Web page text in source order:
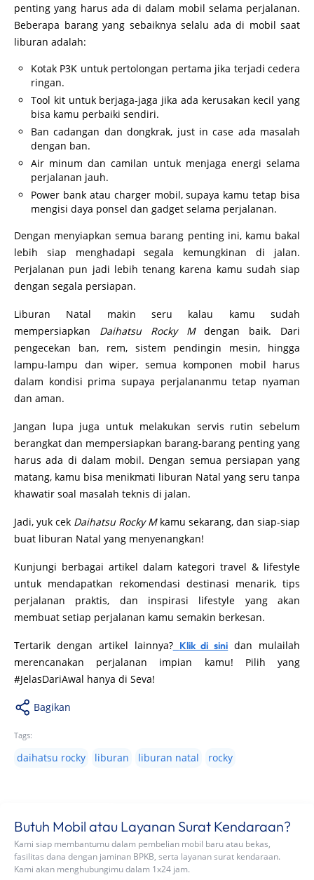
penting yang harus ada di dalam mobil selama perjalanan.
Beberapa barang yang sebaiknya selalu ada di mobil saat
liburan adalah:
Kotak P3K untuk pertolongan pertama jika terjadi cedera
ringan.
Tool kit untuk berjaga-jaga jika ada kerusakan kecil yang
bisa kamu perbaiki sendiri.
Ban cadangan dan dongkrak, just in case ada masalah
dengan ban.
Air minum dan camilan untuk menjaga energi selama
perjalanan jauh.
Power bank atau charger mobil, supaya kamu tetap bisa
mengisi daya ponsel dan gadget selama perjalanan.
Dengan menyiapkan semua barang penting ini, kamu bakal
lebih siap menghadapi segala kemungkinan di jalan.
Perjalanan pun jadi lebih tenang karena kamu sudah siap
dengan segala persiapan.
Liburan Natal makin seru kalau kamu sudah
mempersiapkan Daihatsu Rocky Mdengan baik. Dari
pengecekan ban, rem, sistem pendingin mesin, hingga
lampu-lampu dan wiper, semua komponen mobil harus
dalam kondisi prima supaya perjalananmu tetap nyaman
dan aman.
Jangan lupa juga untuk melakukan servis rutin sebelum
berangkat dan mempersiapkan barang-barang penting yang
harus ada di dalam mobil. Dengan semua persiapan yang
matang, kamu bisa menikmati liburan Natal yang seru tanpa
khawatir soal masalah teknis di jalan.
Jadi, yuk cek Daihatsu Rocky Mkamu sekarang, dan siap-siap
buat liburan Natal yang menyenangkan!
Kunjungi berbagai artikel dalam kategori travel & lifestyle
untuk mendapatkan rekomendasi destinasi menarik, tips
perjalanan praktis, dan inspirasi lifestyle yang akan
membuat setiap perjalanan kamu semakin berkesan.
Tertarik dengan artikel lainnya? Klik di sini dan mulailah
merencanakan perjalanan impian kamu! Pilih yang
#JelasDariAwal hanya di Seva!
Bagikan
Tags:
daihatsu rocky liburan liburan natal rocky
Butuh Mobil atau Layanan Surat Kendaraan?
Kami siap membantumu dalam pembelian mobil baru atau bekas,
fasilitas dana dengan jaminan BPKB, serta layanan surat kendaraan.
Kami akan menghubungimu dalam 1x24 jam.